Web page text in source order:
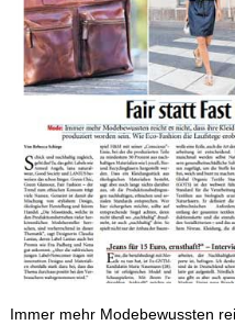
Immer mehr Modebewussten